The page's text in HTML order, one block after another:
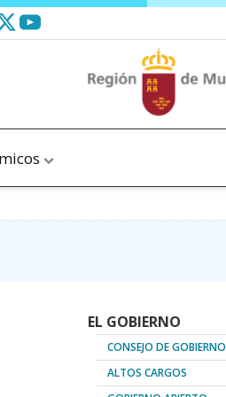
EL GOBIERNO
CONSEJO DE GOBIERNO
ALTOS CARGOS